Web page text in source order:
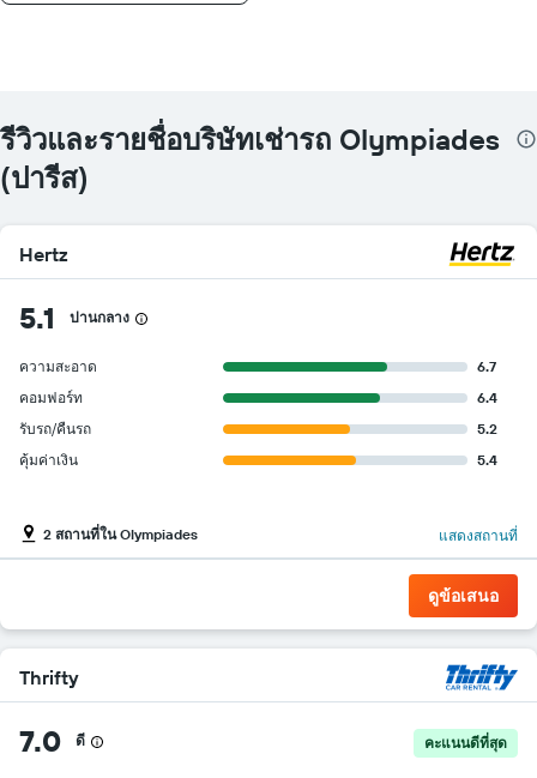
รีวิวและรายชื่อบริษัทเช่ารถ Olympiades
(ปารีส)
Hertz
5.1 ปานกลาง
ความสะอาด
6.7
คอมฟอร์ท
6.4
รับรถ/คืนรถ
5.2
คุ้มค่าเงิน
5.4
2 สถานที่ใน Olympiades แสดงสถานที่
ดูข้อเสนอ
Thrifty
7.0 ดี คะแนนดีที่สุด